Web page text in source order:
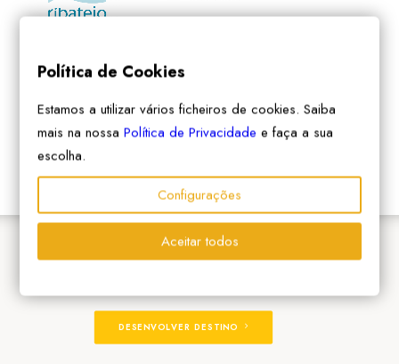
DESENVOLVER DESTINO
Política de Cookies
Estamos a utilizar vários ficheiros de cookies. Saiba
mais na nossaPolítica de Privacidade e faça a sua
escolha.
Configurações
Aceitar todos